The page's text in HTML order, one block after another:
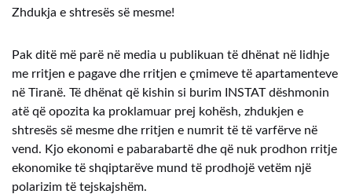
Zhdukja e shtresës së mesme!
Pak ditë më parë në media u publikuan të dhënat në lidhje
me rritjen e pagave dhe rritjen e çmimeve të apartamenteve
në Tiranë. Të dhënat që kishin si burim INSTAT dëshmonin
atë që opozita ka proklamuar prej kohësh, zhdukjen e
shtresës së mesme dhe rritjen e numrit të të varfërve në
vend. Kjo ekonomi e pabarabartë dhe që nuk prodhon rritje
ekonomike të shqiptarëve mund të prodhojë vetëm një
polarizim të tejskajshëm.